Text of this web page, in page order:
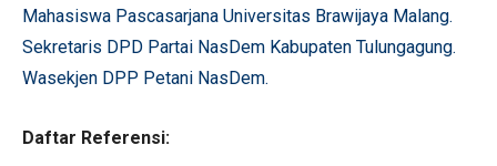
Mahasiswa Pascasarjana Universitas Brawijaya Malang.
Sekretaris DPD Partai NasDem Kabupaten Tulungagung.
Wasekjen DPP Petani NasDem.
Daftar Referensi: